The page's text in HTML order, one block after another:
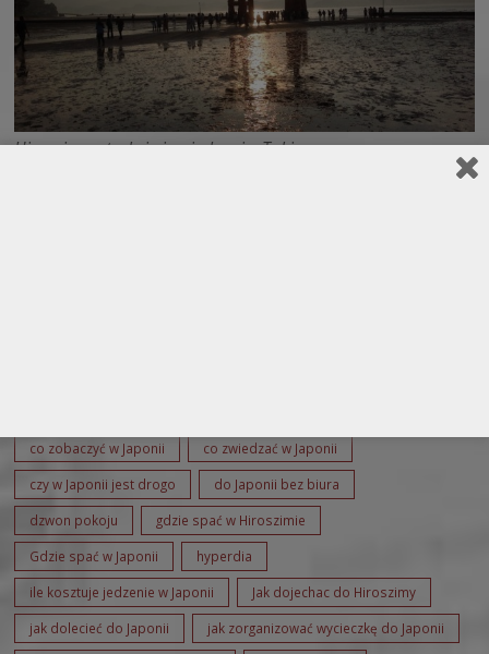
Hiroszima atrakcje i zwiedzanie. Takie expressowe
co zobaczyć w Japonii co zwiedzać w Japonii
czy w Japonii jest drogo do Japonii bez biura
dzwon pokoju gdzie spać w Hiroszimie
Gdzie spać w Japonii hyperdia
ile kosztuje jedzenie w Japonii Jak dojechac do Hiroszimy
jak dolecieć do Japonii jak zorganizować wycieczkę do Japonii